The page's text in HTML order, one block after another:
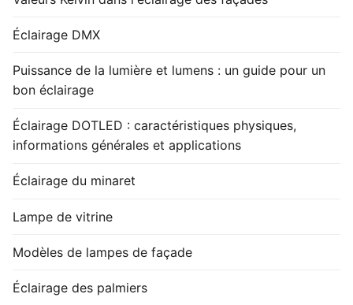
Éclairage DMX
Puissance de la lumière et lumens : un guide pour un
bon éclairage
Éclairage DOTLED : caractéristiques physiques,
informations générales et applications
Éclairage du minaret
Lampe de vitrine
Modèles de lampes de façade
Éclairage des palmiers